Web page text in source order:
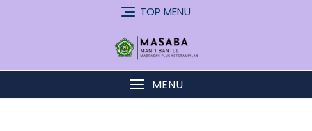
to
TOP MENU
MENU